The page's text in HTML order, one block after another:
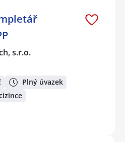
s.r.o.
Plný úvazek